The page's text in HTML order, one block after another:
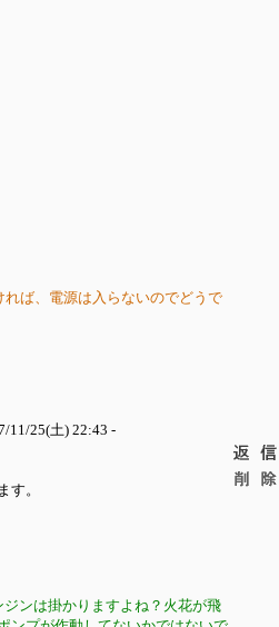
ば、電源は入らないのでどうで
11/25(土) 22:43 -
す。
ンは掛かりますよね？火花が飛